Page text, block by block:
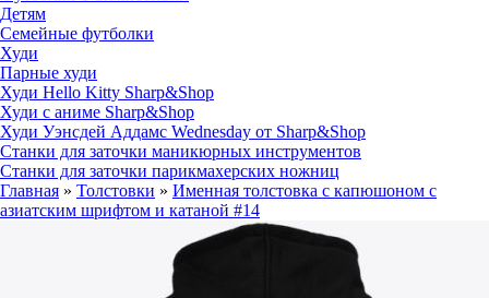
Детям
Семейные футболки
Худи
Парные худи
Худи Hello Kitty Sharp&Shop
Худи с аниме Sharp&Shop
Худи Уэнсдей Аддамс Wednesday от Sharp&Shop
Станки для заточки маникюрных инструментов
Станки для заточки парикмахерских ножниц
Главная » Толстовки » Именная толстовка с капюшоном с
азиатским шрифтом и катаной #14